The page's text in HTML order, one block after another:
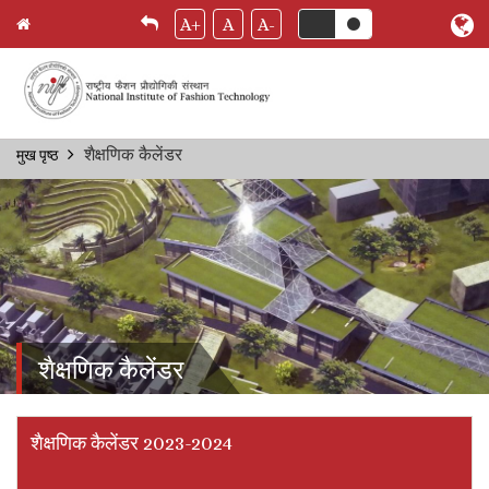
Skip
main
content
A+ A A-
Breadcrumb
मुख पृष्ठ शैक्षणिक कैलेंडर
शैक्षणिक कैलेंडर
शैक्षणिक कैलेंडर 2023-2024